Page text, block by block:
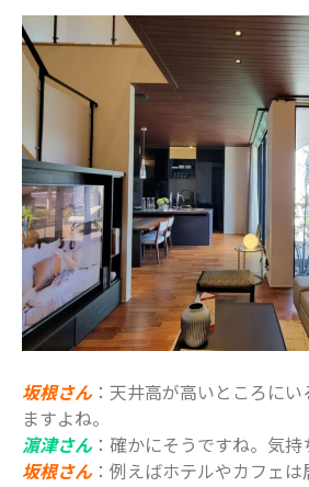
2021年4月
2021年3月
2021年2月
2021年1月
2020年12
2020年11
2020年10
2020年9月
2020年8月
2020年7月
2020年6月
2020年4月
2020年3月
2020年2月
坂根さん：天井高が高いところに
ますよね。
濵津さん：確かにそうですね。気持
坂根さん：例えばホテルやカフェは